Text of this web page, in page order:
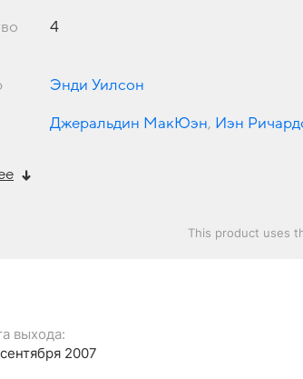
4
Энди Уилсон
Джеральдин МакЮэн, Иэн
This product uses
выхода:
2007